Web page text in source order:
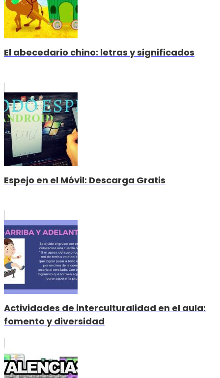
El abecedario chino: letras y significados
Espejo en el Móvil: Descarga Gratis
Actividades de interculturalidad en el aula:
fomento y diversidad